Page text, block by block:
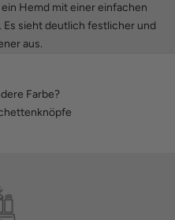
Hemd mit einer einfachen
sieht deutlich festlicher und
aus.
Farbe?